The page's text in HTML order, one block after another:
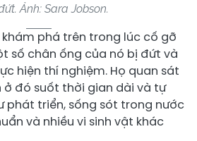
Ảnh: Sara Jobson.
phá trên trong lúc cố gỡ
số chân ống của nó bị đứt và
hiện thí nghiệm. Họ quan sát
đó suốt thời gian dài và tự
phát triển, sống sót trong nước
và nhiều vi sinh vật khác